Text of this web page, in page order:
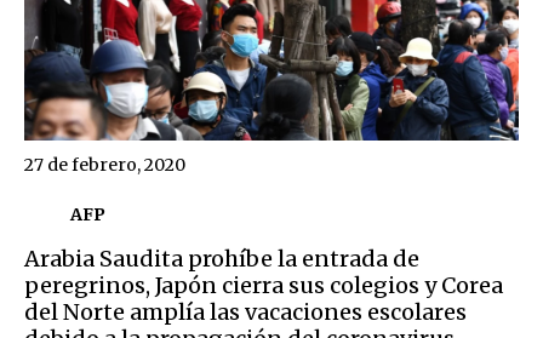
AFP
27 de febrero, 2020
Arabia Saudita prohíbe la entrada de
peregrinos, Japón cierra sus colegios y Corea
del Norte amplía las vacaciones escolares